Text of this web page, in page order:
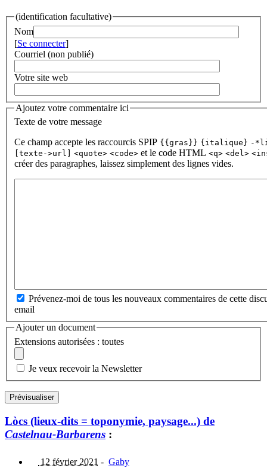
(identification facultative)
Nom
[Se connecter]
Courriel (non publié)
Votre site web
Ajoutez votre commentaire ici
Texte de votre message
Ce champ accepte les raccourcis SPIP {{gras}} {italique} -
[texte->url]
<quote> <code> et le code HTML <q> <del>
créer des paragraphes, laissez simplement des lignes vides.
Prévenez-moi de tous les nouveaux commentaires de cette
email
Ajouter un document
Extensions autorisées : toutes
Je veux recevoir la Newsletter
Lòcs (lieux-dits = toponymie, paysage...) de
Castelnau-Barbarens :
12 février 2021 - Gaby